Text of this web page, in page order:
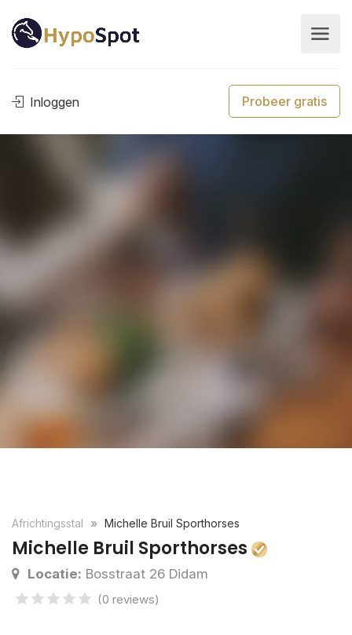
Inloggen Probeer gratis
Africhtingsstal Michelle Bruil Sporthorses
Michelle Bruil Sporthorses
Locatie: Bosstraat 26 Didam
(0 reviews)